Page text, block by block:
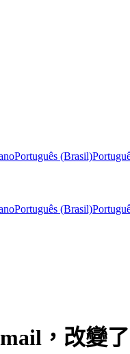
Português (Brasil)
Português (Brasil)
，改變